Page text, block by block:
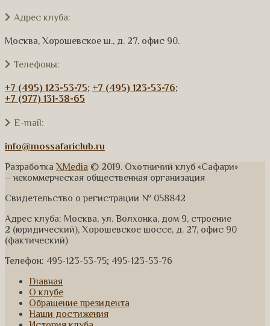
Адрес клуба:
Москва, Хорошевское ш., д. 27, офис 90.
Телефоны:
+7 (495) 123-53-75; +7 (495) 123-53-76;
+7 (977) 131-38-65
E-mail:
info@mossafariclub.ru
Разработка XMedia © 2019. Охотничий клуб «Сафари»
– некоммерческая общественная организация
Свидетельство о регистрации № 058842
Адрес клуба: Москва, ул. Волхонка, дом 9, строение
2 (юридический), Хорошевское шоссе, д. 27, офис 90
(фактический)
Телефон: 495-123-53-75; 495-123-53-76
Главная
О клубе
Обращение президента
Наши достижения